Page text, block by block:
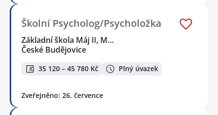
Školní Psycholog/Psycholožka
Základní škola Máj II, M…
České Budějovice
35 120 – 45 780 Kč Plný úvazek
Zveřejněno: 26. července